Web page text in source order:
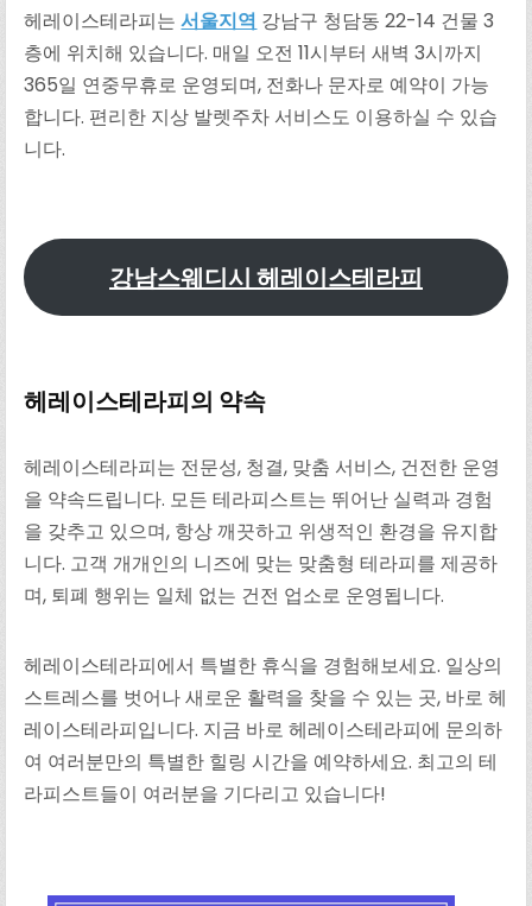
헤레이스테라피는서울지역 강남구 청담동 22-14 건물 3
층에 위치해 있습니다. 매일 오전 11시부터 새벽 3시까지
365일 연중무휴로 운영되며, 전화나 문자로 예약이 가능
합니다. 편리한 지상 발렛주차 서비스도 이용하실 수 있습
니다.
강남스웨디시 헤레이스테라피
헤레이스테라피의 약속
헤레이스테라피는 전문성, 청결, 맞춤 서비스, 건전한 운영
을 약속드립니다. 모든 테라피스트는 뛰어난 실력과 경험
을 갖추고 있으며, 항상 깨끗하고 위생적인 환경을 유지합
니다. 고객 개개인의 니즈에 맞는 맞춤형 테라피를 제공하
며, 퇴폐 행위는 일체 없는 건전 업소로 운영됩니다.
헤레이스테라피에서 특별한 휴식을 경험해보세요. 일상의
스트레스를 벗어나 새로운 활력을 찾을 수 있는 곳, 바로 헤
레이스테라피입니다. 지금 바로 헤레이스테라피에 문의하
여 여러분만의 특별한 힐링 시간을 예약하세요. 최고의 테
라피스트들이 여러분을 기다리고 있습니다!